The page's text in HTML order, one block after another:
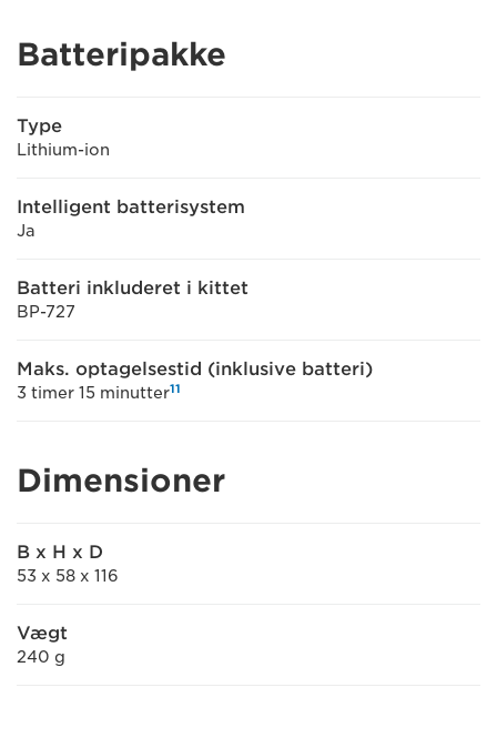
Batteripakke
Type
Lithium-ion
Intelligent batterisystem
Ja
Batteri inkluderet i kittet
BP-727
Maks. optagelsestid (inklusive batteri)
3 timer 15 minutter11
Dimensioner
B x H x D
53 x 58 x 116
Vægt
240 g